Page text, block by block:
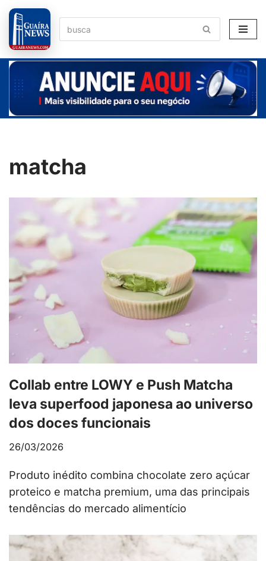
Pular
para
o
conteúdo
matcha
Collab entre LOWY e Push Matcha
leva superfood japonesa ao universo
dos doces funcionais
26/03/2026
Produto inédito combina chocolate zero açúcar
proteico e matcha premium, uma das principais
tendências do mercado alimentício